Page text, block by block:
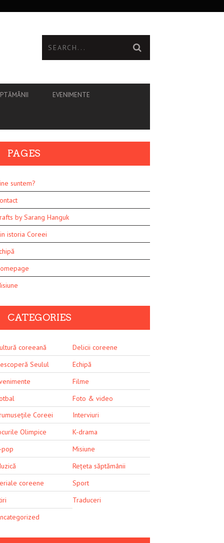
EVENIMENTE
PAGES
suntem?
by Sarang Hanguk
istoria Coreei
CATEGORIES
coreeană
Delicii coreene
Seulul
Echipă
Filme
Foto & video
Coreei
Interviuri
Olimpice
K-drama
pop
Misiune
Rețeta săptămânii
coreene
Sport
Traduceri